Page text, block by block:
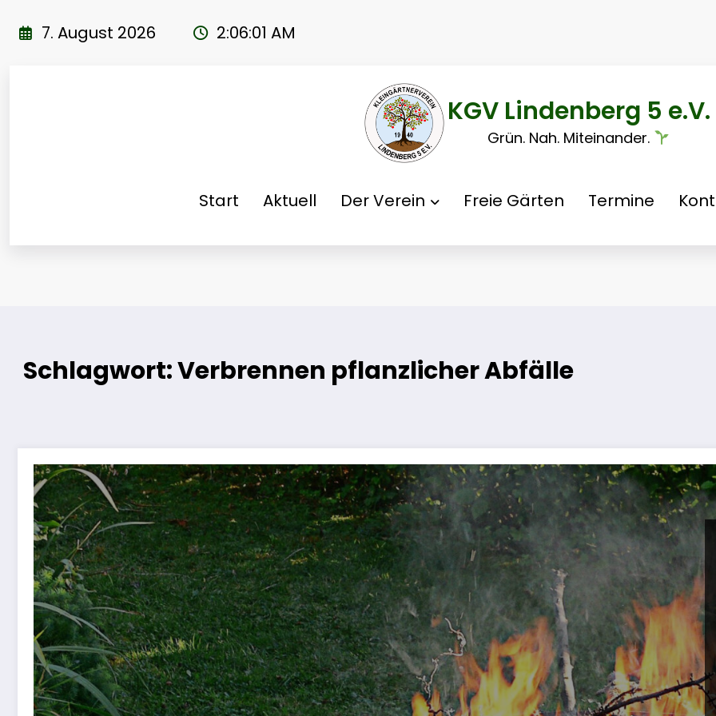
Inhalt 7. August 2026 2:06:02 AM
KGV Lindenberg 5 e.V.
Grün. Nah. Miteinander.
Start Aktuell Der Verein Freie Gärten Termine
Schlagwort: Verbrennen pflanzlicher Abfälle